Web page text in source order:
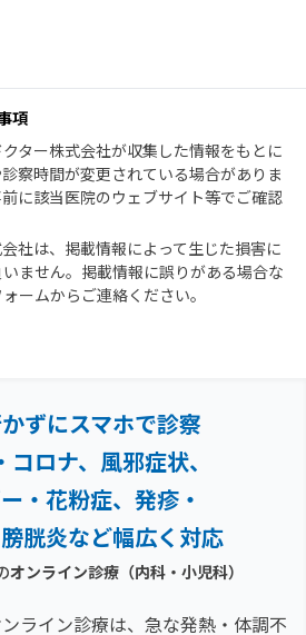
項
ター株式会社が収集した情報をもとに
察時間が変更されている場合がありま
に該当医院のウェブサイト等でご確認
社は、掲載情報によって生じた損害に
ません。掲載情報に誤りがある場合な
ームからご連絡ください。
ずにスマホで診察
コロナ、風邪症状、
・花粉症、 発疹・
胱炎など幅広く対応
オンライン診療（内科・小児科）
ライン診療は、急な発熱・体調不